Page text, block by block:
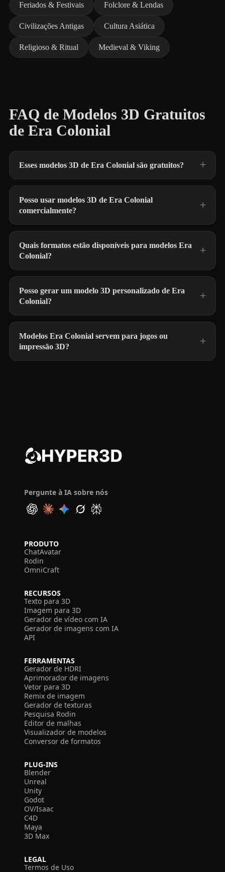
Feriados & Festivais Folclore & Lendas
Civilizações Antigas Cultura Asiática
Religioso & Ritual Medieval & Viking
FAQ de Modelos 3D Gratuitos
de Era Colonial
Esses modelos 3D de Era Colonial são gratuitos?
Posso usar modelos 3D de Era Colonial
comercialmente?
Quais formatos estão disponíveis para modelos Era
Colonial?
Posso gerar um modelo 3D personalizado de Era
Colonial?
Modelos Era Colonial servem para jogos ou
impressão 3D?
Pergunte à IA sobre nós
PRODUTO
ChatAvatar
Rodin
OmniCraft
RECURSOS
Texto para 3D
Imagem para 3D
Gerador de vídeo com IA
Gerador de imagens com IA
API
FERRAMENTAS
Gerador de HDRI
Aprimorador de imagens
Vetor para 3D
Remix de imagem
Gerador de texturas
Pesquisa Rodin
Editor de malhas
Visualizador de modelos
Conversor de formatos
PLUG-INS
Blender
Unreal
Unity
Godot
OV/Isaac
C4D
Maya
3D Max
LEGAL
Termos de Uso